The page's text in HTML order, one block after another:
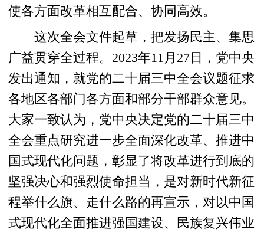
使各方面改革相互配合、协同高效。
这次全会文件起草，把发扬民主、集思
广益贯穿全过程。2023年11月27日，党中央
发出通知，就党的二十届三中全会议题征求
各地区各部门各方面和部分干部群众意见。
大家一致认为，党中央决定党的二十届三中
全会重点研究进一步全面深化改革、推进中
国式现代化问题，彰显了将改革进行到底的
坚强决心和强烈使命担当，是对新时代新征
程举什么旗、走什么路的再宣示，对以中国
式现代化全面推进强国建设、民族复兴伟业